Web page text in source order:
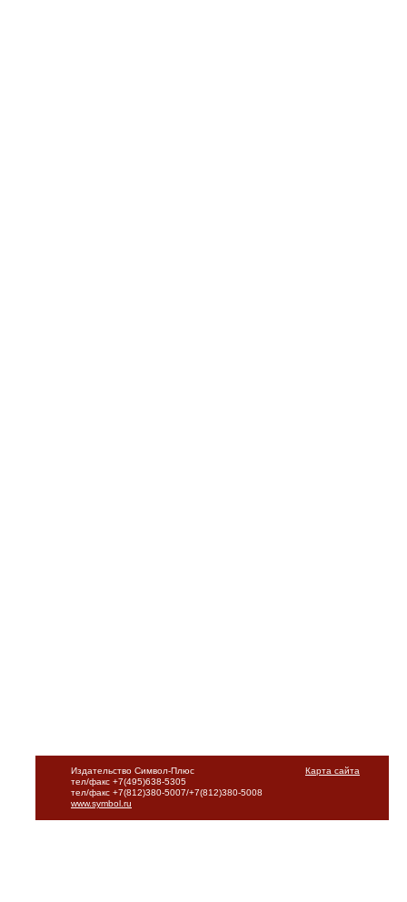
Карта сайта
Издательство Символ-Плюс
тел/факс +7(495)638-5305
тел/факс +7(812)380-5007/+7(812)380-5008
www.symbol.ru